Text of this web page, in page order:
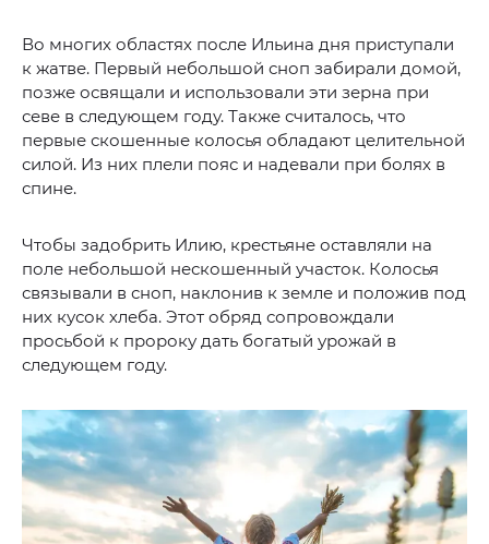
Во многих областях после Ильина дня приступали
к жатве. Первый небольшой сноп забирали домой,
позже освящали и использовали эти зерна при
севе в следующем году. Также считалось, что
первые скошенные колосья обладают целительной
силой. Из них плели пояс и надевали при болях в
спине.
Чтобы задобрить Илию, крестьяне оставляли на
поле небольшой нескошенный участок. Колосья
связывали в сноп, наклонив к земле и положив под
них кусок хлеба. Этот обряд сопровождали
просьбой к пророку дать богатый урожай в
следующем году.